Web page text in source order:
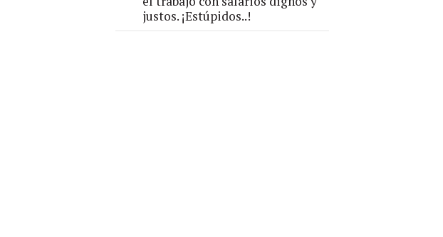
justos. ¡Estúpidos..!